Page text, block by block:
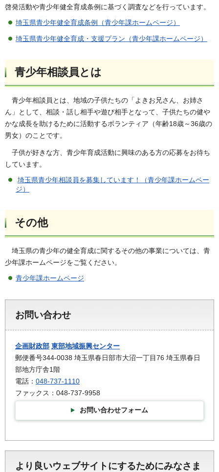
啓発活動や青少年健全育成条例に基づく調査などを行っています。
埼玉県青少年健全育成条例（青少年課ホームページ）
埼玉県青少年健全育成・支援プラン（青少年課ホームページ）
青少年相談員とは
青少年相談員とは、地域の子供たちの「よきお兄さん、お姉さ
ん」として、相談・話し相手や遊び相手となって、子供たちの健や
かな成長を助けるために活動するボランティア（年齢18歳～36歳の
男女）のことです。
子供が好きな方、青少年育成活動に興味のある方の応募をお待ち
しています。
埼玉県青少年相談員を募集しています！（青少年課ホームペー
ジ）
その他
埼玉県の青少年の健全育成に関するその他の事業については、青
少年課ホームページをご覧ください。
青少年課ホームページ
お問い合わせ
企画財政部 東部地域振興センター
郵便番号344-0038 埼玉県春日部市大沼一丁目76 埼玉県春日
部地方庁舎1階
電話： 048-737-1110
ファックス：048-737-9958
お問い合わせフォーム
より良いウェブサイトにするためにみなさま